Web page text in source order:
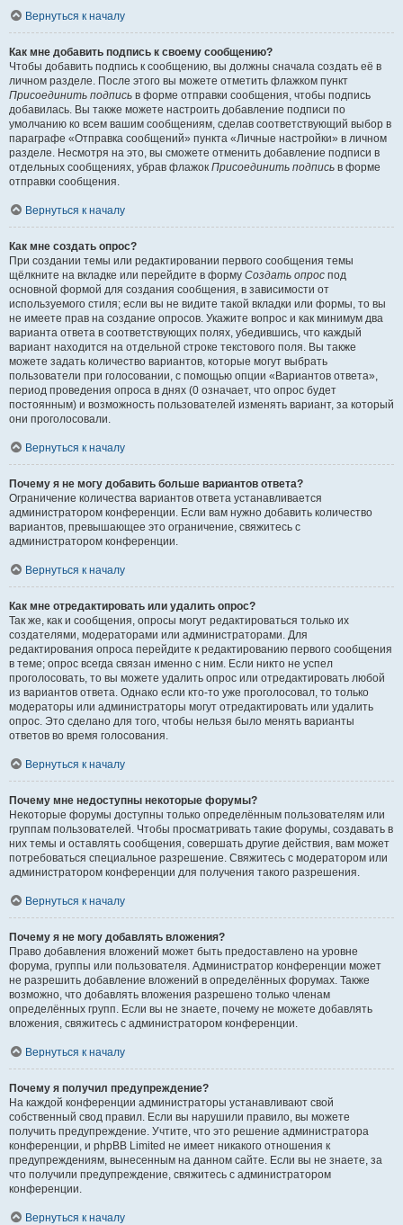
Вернуться к началу
Как мне добавить подпись к своему сообщению?
Чтобы добавить подпись к сообщению, вы должны сначала создать её в
личном разделе. После этого вы можете отметить флажком пункт
Присоединить подпись в форме отправки сообщения, чтобы подпись
добавилась. Вы также можете настроить добавление подписи по
умолчанию ко всем вашим сообщениям, сделав соответствующий выбор в
параграфе «Отправка сообщений» пункта «Личные настройки» в личном
разделе. Несмотря на это, вы сможете отменить добавление подписи в
отдельных сообщениях, убрав флажок Присоединить подпись в форме
отправки сообщения.
Вернуться к началу
Как мне создать опрос?
При создании темы или редактировании первого сообщения темы
щёлкните на вкладке или перейдите в форму Создать опрос под
основной формой для создания сообщения, в зависимости от
используемого стиля; если вы не видите такой вкладки или формы, то вы
не имеете прав на создание опросов. Укажите вопрос и как минимум два
варианта ответа в соответствующих полях, убедившись, что каждый
вариант находится на отдельной строке текстового поля. Вы также
можете задать количество вариантов, которые могут выбрать
пользователи при голосовании, с помощью опции «Вариантов ответа»,
период проведения опроса в днях (0 означает, что опрос будет
постоянным) и возможность пользователей изменять вариант, за который
они проголосовали.
Вернуться к началу
Почему я не могу добавить больше вариантов ответа?
Ограничение количества вариантов ответа устанавливается
администратором конференции. Если вам нужно добавить количество
вариантов, превышающее это ограничение, свяжитесь с
администратором конференции.
Вернуться к началу
Как мне отредактировать или удалить опрос?
Так же, как и сообщения, опросы могут редактироваться только их
создателями, модераторами или администраторами. Для
редактирования опроса перейдите к редактированию первого сообщения
в теме; опрос всегда связан именно с ним. Если никто не успел
проголосовать, то вы можете удалить опрос или отредактировать любой
из вариантов ответа. Однако если кто-то уже проголосовал, то только
модераторы или администраторы могут отредактировать или удалить
опрос. Это сделано для того, чтобы нельзя было менять варианты
ответов во время голосования.
Вернуться к началу
Почему мне недоступны некоторые форумы?
Некоторые форумы доступны только определённым пользователям или
группам пользователей. Чтобы просматривать такие форумы, создавать в
них темы и оставлять сообщения, совершать другие действия, вам может
потребоваться специальное разрешение. Свяжитесь с модератором или
администратором конференции для получения такого разрешения.
Вернуться к началу
Почему я не могу добавлять вложения?
Право добавления вложений может быть предоставлено на уровне
форума, группы или пользователя. Администратор конференции может
не разрешить добавление вложений в определённых форумах. Также
возможно, что добавлять вложения разрешено только членам
определённых групп. Если вы не знаете, почему не можете добавлять
вложения, свяжитесь с администратором конференции.
Вернуться к началу
Почему я получил предупреждение?
На каждой конференции администраторы устанавливают свой
собственный свод правил. Если вы нарушили правило, вы можете
получить предупреждение. Учтите, что это решение администратора
конференции, и phpBB Limited не имеет никакого отношения к
предупреждениям, вынесенным на данном сайте. Если вы не знаете, за
что получили предупреждение, свяжитесь с администратором
конференции.
Вернуться к началу